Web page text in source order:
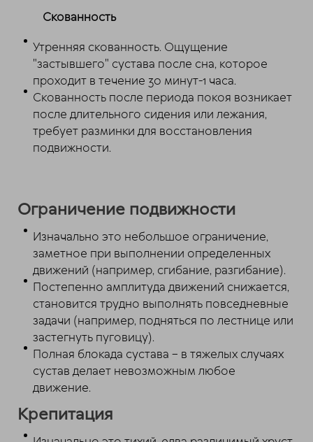
Скованность
Утренняя скованность. Ощущение
"застывшего" сустава после сна, которое
проходит в течение 30 минут-1 часа.
Скованность после периода покоя возникает
после длительного сидения или лежания,
требует разминки для восстановления
подвижности.
Ограничение подвижности
Изначально это небольшое ограничение,
заметное при выполнении определенных
движений (например, сгибание, разгибание).
Постепенно амплитуда движений снижается,
становится трудно выполнять повседневные
задачи (например, подняться по лестнице или
застегнуть пуговицу).
Полная блокада сустава – в тяжелых случаях
сустав делает невозможным любое
движение.
Крепитация